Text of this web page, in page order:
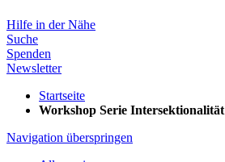
Hilfe in der Nähe
Suche
Spenden
Newsletter
Startseite
Workshop Serie Intersektionalität
Navigation überspringen